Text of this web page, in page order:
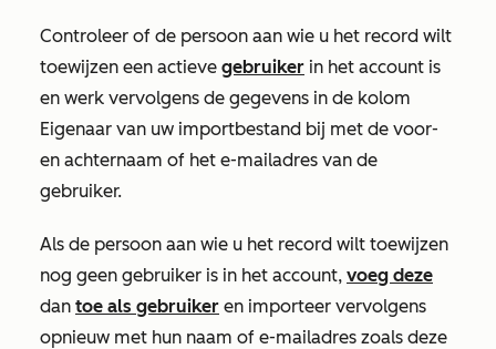
Controleer of de persoon aan wie u het record wilt
toewijzen een actieve gebruiker in het account is
en werk vervolgens de gegevens in de kolom
Eigenaar van uw importbestand bij met de voor-
en achternaam of het e-mailadres van de
gebruiker.
Als de persoon aan wie u het record wilt toewijzen
nog geen gebruiker is in het account, voeg deze
dan toe als gebruiker en importeer vervolgens
opnieuw met hun naam of e-mailadres zoals deze